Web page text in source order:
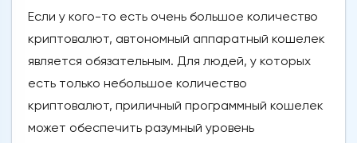
Если у кого-то есть очень большое количество
криптовалют, автономный аппаратный кошелек
является обязательным. Для людей, у которых
есть только небольшое количество
криптовалют, приличный программный кошелек
может обеспечить разумный уровень